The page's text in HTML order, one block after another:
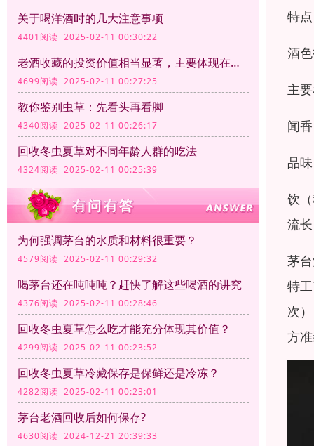
关于喝洋酒时的几大注意事项
4401阅读 2025-02-11 00:30:22
老酒收藏的投资价值相当显著，主要体现在以下几个方面
4699阅读 2025-02-11 00:27:25
教你鉴别虫草：先看头再看脚
4340阅读 2025-02-11 00:26:17
回收冬虫夏草对不同年龄人群的吃法
4324阅读 2025-02-11 00:25:39
为何强调茅台的水质和材料很重要？
4579阅读 2025-02-11 00:29:32
喝茅台还在吨吨吨？赶快了解这些喝酒的讲究
4376阅读 2025-02-11 00:28:46
回收冬虫夏草怎么吃才能充分体现其价值？
4299阅读 2025-02-11 00:23:52
回收冬虫夏草冷藏保存是保鲜还是冷冻？
4282阅读 2025-02-11 00:23:01
茅台老酒回收后如何保存?
4630阅读 2024-12-21 20:39:33
特
酒
主
闻
品
饮
流长
茅
特
次
方